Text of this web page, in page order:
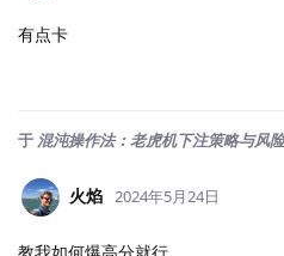
有点卡
于 混沌操作法：老虎机下注策略与风
火焰 2024年5月24日